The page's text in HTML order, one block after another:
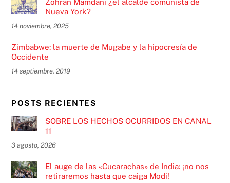
Nueva York?
14 noviembre, 2025
Zimbabwe: la muerte de Mugabe y la hipocresía de
Occidente
14 septiembre, 2019
POSTS RECIENTES
SOBRE LOS HECHOS OCURRIDOS EN CANAL
11
3 agosto, 2026
El auge de las «Cucarachas» de India: ¡no nos
retiraremos hasta que caiga Modi!